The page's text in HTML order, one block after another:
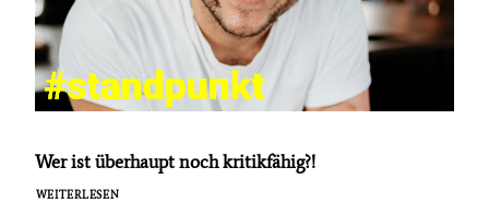
Wer ist überhaupt noch kritikfähig?!
WEITERLESEN